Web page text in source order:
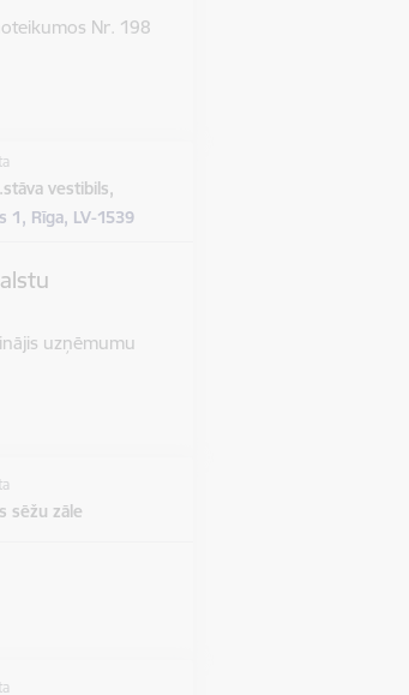
Nr. 198
vestibils,
1, Rīga, LV-1539
uzņēmumu
sēžu zāle